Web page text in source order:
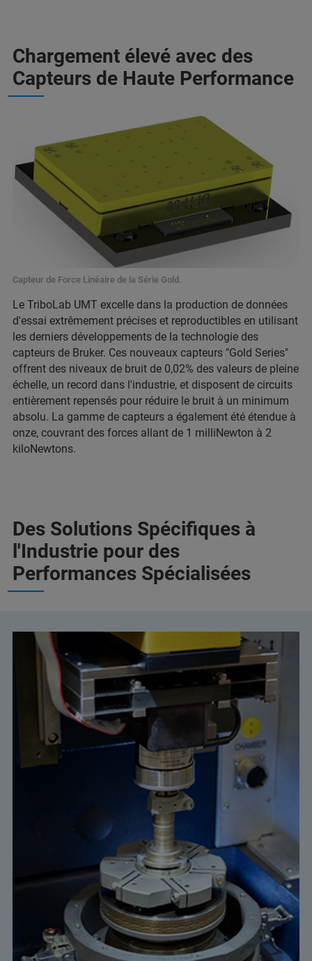
Chargement élevé avec des
Capteurs de Haute Performance
Capteur de Force Linéaire de la Série Gold.
Le TriboLab UMT excelle dans la production de données
d'essai extrêmement précises et reproductibles en utilisant
les derniers développements de la technologie des
capteurs de Bruker. Ces nouveaux capteurs "Gold Series"
offrent des niveaux de bruit de 0,02% des valeurs de pleine
échelle, un record dans l'industrie, et disposent de circuits
entièrement repensés pour réduire le bruit à un minimum
absolu. La gamme de capteurs a également été étendue à
onze, couvrant des forces allant de 1 milliNewton à 2
kiloNewtons.
Des Solutions Spécifiques à
l'Industrie pour des
Performances Spécialisées